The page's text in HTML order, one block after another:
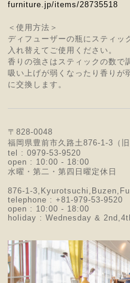
furniture.jp/items/28735518
＜使用方法＞
ディフューザーの瓶にスティッ
入れ替えてご使用ください。
香りの強さはスティックの数で
吸い上げが弱くなったり香りが
に交換します。
〒828-0048
福岡県豊前市久路土876-1-3（旧
tel : 0979-53-9520
open : 10:00 - 18:00
水曜・第二・第四日曜定休日
876-1-
telephone : +81-979-53-9520
open : 10:00 - 18:00
holiday : Wednesday &